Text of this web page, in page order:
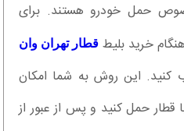
حمل خودرو هستند. برای
خرید بلیط قطار تهران وان
کنید. این روش به شما امکان
قطار حمل کنید و پس از عبور از